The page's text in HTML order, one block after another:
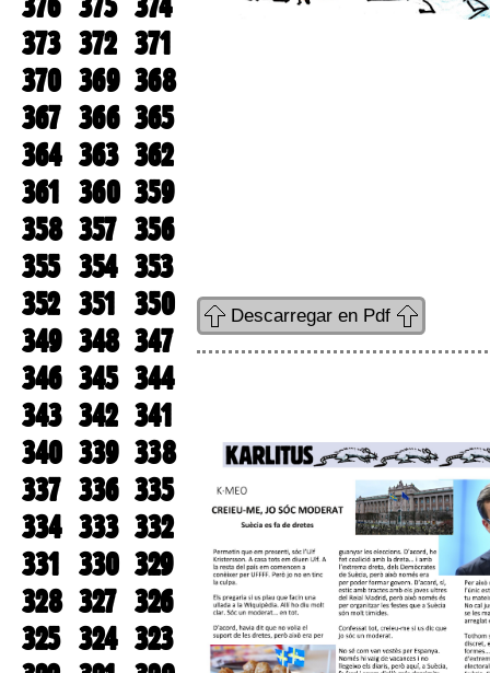
373 372 371
370 369 368
367 366 365
364 363 362
361 360 359
358 357 356
355 354 353
352 351 350
349 348 347
346 345 344
343 342 341
340 339 338
337 336 335
334 333 332
331 330 329
328 327 326
325 324 323
Descarregar en Pdf